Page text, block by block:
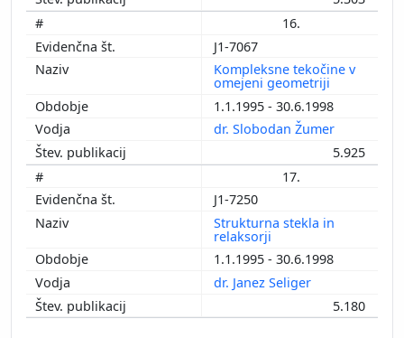
16.
J1-7067
Kompleksne tekočine v
omejeni geometriji
1.1.1995 - 30.6.1998
dr. Slobodan Žumer
5.925
17.
J1-7250
Strukturna stekla in
relaksorji
1.1.1995 - 30.6.1998
dr. Janez Seliger
5.180